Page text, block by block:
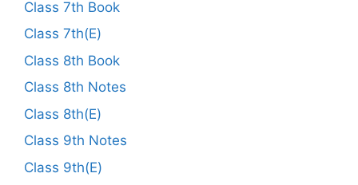
Class 7th Book
Class 7th(E)
Class 8th Book
Class 8th Notes
Class 8th(E)
Class 9th Notes
Class 9th(E)